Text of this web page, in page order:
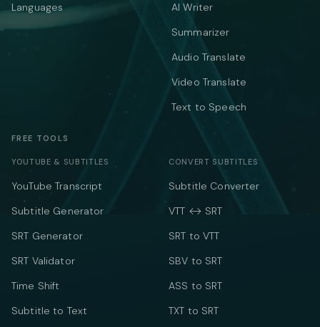
Languages
AI Writer
Summarizer
Audio Translate
Video Translate
Text to Speech
FREE TOOLS
YOUTUBE & SUBTITLES
YouTube Transcript
Subtitle Generator
SRT Generator
SRT Validator
Time Shift
Subtitle to Text
CONVERT SUBTITLES
Subtitle Converter
VTT ↔ SRT
SRT to VTT
SBV to SRT
ASS to SRT
TXT to SRT